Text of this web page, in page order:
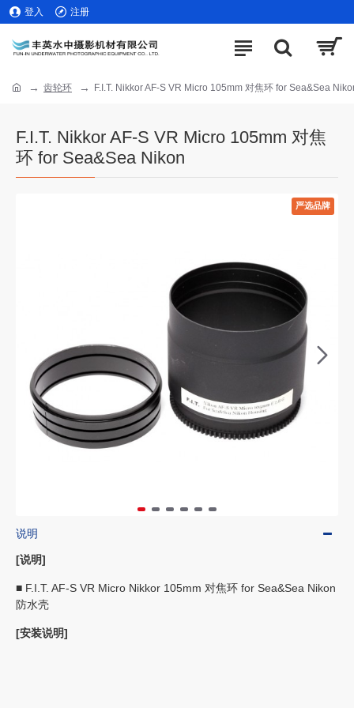
登入 注册
齿轮环 F.I.T. Nikkor AF-S VR Micro 105mm 对焦环 for Sea&Sea
F.I.T. Nikkor AF-S VR Micro 105mm 对焦
环 for Sea&Sea Nikon
严选品牌
说明
[说明]
■ F.I.T. AF-S VR Micro Nikkor 105mm 对焦环 for Sea&Sea Nikon
防水壳
[安装说明]